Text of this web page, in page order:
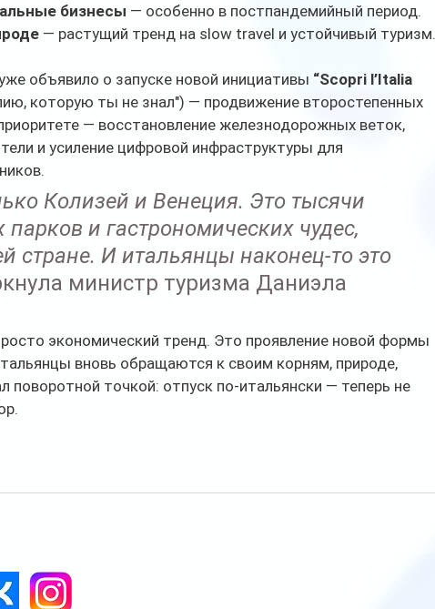
бизнесы — особенно в постпандемийный период.
— растущий тренд на slow travel и устойчивый туризм.
объявило о запуске новой инициативы “Scopri l’Italia
которую ты не знал") — продвижение второстепенных
— восстановление железнодорожных веток,
и усиление цифровой инфраструктуры для
Колизей и Венеция. Это тысячи
и гастрономических чудес,
стране. И итальянцы наконец-то это
министр туризма Даниэла
экономический тренд. Это проявление новой формы
вновь обращаются к своим корням, природе,
поворотной точкой: отпуск по-итальянски — теперь не